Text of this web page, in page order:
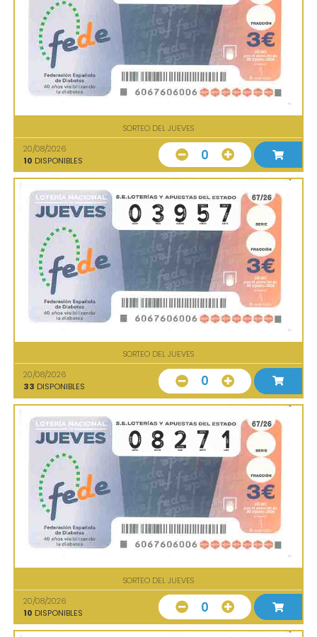
SORTEO DEL JUEVES
20/08/2026
10 DISPONIBLES 0
SORTEO DEL JUEVES
20/08/2026
33 DISPONIBLES 0
SORTEO DEL JUEVES
20/08/2026
10 DISPONIBLES 0